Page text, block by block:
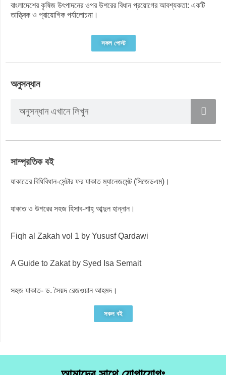
বাংলাদেশের কৃষিজ উৎপাদনের ওপর উশরের বিধান প্রয়োগের আবশ্যকতা: একটি
তাত্ত্বিক ও প্রায়োগিক পর্যালোচনা।
সকল পোস্ট
অনুসন্ধান
সাম্প্রতিক বই
যাকাতের বিধিবিধান-সেন্টার ফর যাকাত ম্যানেজমেন্ট (সিজেডএম)।
যাকাত ও উশরের সহজ হিসাব-শাহ্ আব্দুল হান্নান।
Fiqh al Zakah vol 1 by Yususf Qardawi
A Guide to Zakat by Syed Isa Semait
সহজ যাকাত- ড. সৈয়দ রেজওয়ান আহমদ।
সকল বই